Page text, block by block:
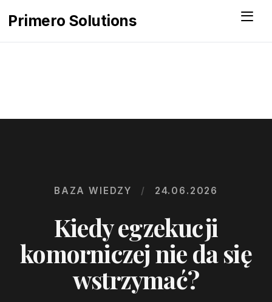
Primero Solutions Menu
BAZA WIEDZY / 24.06.2026
Kiedy egzekucji
komorniczej nie da się
wstrzymać?